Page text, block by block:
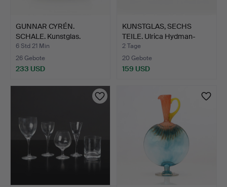
GUNNAR CYRÉN.
SCHALE. Kunstglas.
"Sofiero …
6 Std 21 Min
26 Gebote
233 USD
KUNSTGLAS, SECHS
TEILE. Ulrica Hydman-
Vall…
2 Tage
20 Gebote
159 USD